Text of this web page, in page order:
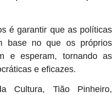
é garantir que as políticas
base no que os próprios
e esperam, tornando as
e eficazes.
Cultura, Tião Pinheiro,